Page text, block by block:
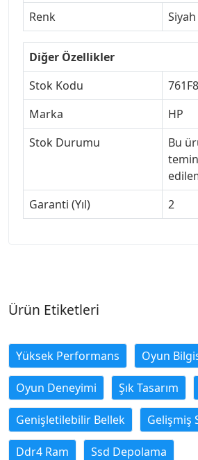
Renk
Siyah
Diğer Özellikler
Stok Kodu
Marka
HP
Stok Durumu
Bu
temin
Garanti (Yıl)
2
Ürün Etiketleri
Yüksek Performans Oyun
Oyun Deneyimi Şık Tasarım
Genişletilebilir Bellek Gelişmiş
Ddr4 Ram Ssd Depolama